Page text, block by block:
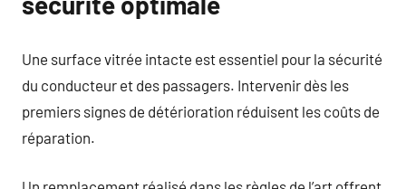
Une surface vitrée intacte est essentiel pour la sécurité
du conducteur et des passagers. Intervenir dès les
premiers signes de détérioration réduisent les coûts de
réparation.